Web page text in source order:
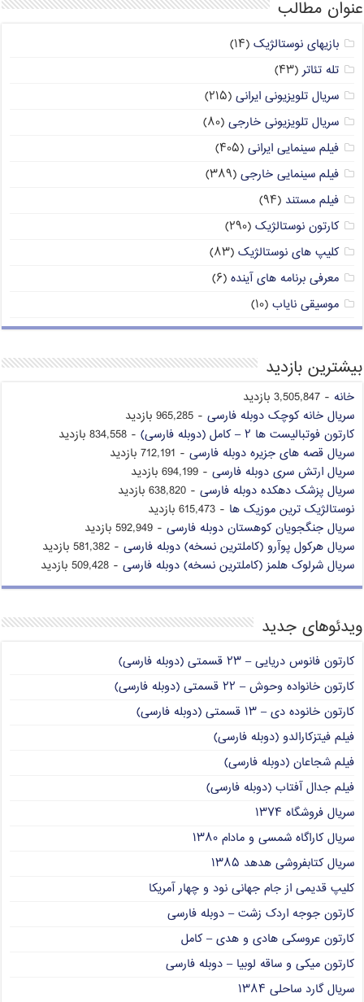
عنوان مطالب
بازیهای نوستالژیک (۱۴)
تله تئاتر(۴۳)
سریال تلویزیونی ایرانی (۲۱۵)
سریال تلویزیونی خارجی (۸۰)
فیلم سینمایی ایرانی (۴۰۵)
فیلم سینمایی خارجی (۳۸۹)
فیلم مستند (۹۴)
کارتون نوستالژیک (۲۹۰)
کلیپ های نوستالژیک (۸۳)
معرفی برنامه های آینده (۶)
موسیقی نایاب (۱۰)
بیشترین بازدید
خانه - 3,505,847 بازدید
سریال خانه کوچک دوبله فارسی - 965,285 بازدید
کارتون فوتبالیست ها ۲ – کامل (دوبله فارسی)
- 834,558 بازدید
سریال قصه های جزیره دوبله فارسی - 712,191 بازدید
سریال ارتش سری دوبله فارسی - 694,199 بازدید
سریال پزشک دهکده دوبله فارسی - 638,820 بازدید
نوستالژیک ترین موزیک ها - 615,473 بازدید
سریال جنگجویان کوهستان دوبله فارسی - 592,949 بازدید
سریال هرکول پوآرو (کاملترین نسخه) دوبله فارسی - 581,382 بازدید
سریال شرلوک هلمز (کاملترین نسخه) دوبله فارسی - 509,428 بازدید
ویدئوهای جدید
کارتون فانوس دریایی – ۲۳ قسمتی (دوبله فارسی)
کارتون خانواده وحوش – ۲۲ قسمتی (دوبله فارسی)
کارتون خانوده دی – ۱۳ قسمتی (دوبله فارسی)
فیلم فیتزکارالدو (دوبله فارسی)
فیلم شجاعان (دوبله فارسی)
فیلم جدال آفتاب (دوبله فارسی)
سریال فروشگاه ۱۳۷۴
سریال کاراگاه شمسی و مادام ۱۳۸۰
سریال کتابفروشی هدهد ۱۳۸۵
کلیپ قدیمی از جام جهانی نود و چهار آمریکا
کارتون جوجه اردک زشت – دوبله فارسی
کارتون عروسکی هادی و هدی – کامل
کارتون میکی و ساقه لوبیا – دوبله فارسی
سریال گارد ساحلی ۱۳۸۴